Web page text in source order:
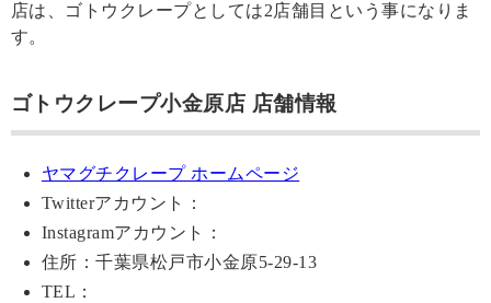
店は、ゴトウクレープとしては2店舗目という事になりま
す。
ゴトウクレープ小金原店 店舗情報
ヤマグチクレープ ホームページ
Twitterアカウント：
Instagramアカウント：
住所：千葉県松戸市小金原5-29-13
TEL：